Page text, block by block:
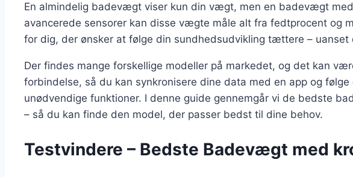
En almindelig badevægt viser kun din vægt, men en badevægt
avancerede sensorer kan disse vægte måle alt fra fedtprocent og
for dig, der ønsker at følge din sundhedsudvikling tættere –
Der findes mange forskellige modeller på markedet, og det kan
forbindelse, så du kan synkronisere dine data med en app og
unødvendige funktioner. I denne guide gennemgår vi de bedste
– så du kan finde den model, der passer bedst til dine behov.
Testvindere – Bedste Badevægt med